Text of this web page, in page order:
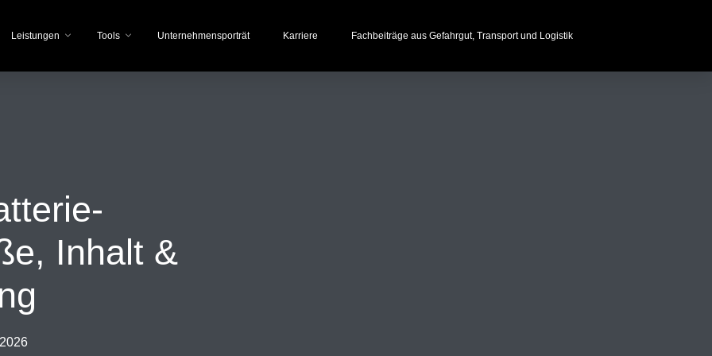
Leistungen Tools Unternehmensporträt Karriere Fachbeiträge aus Gefahrgut, Transport und Logistik
Inhalt &